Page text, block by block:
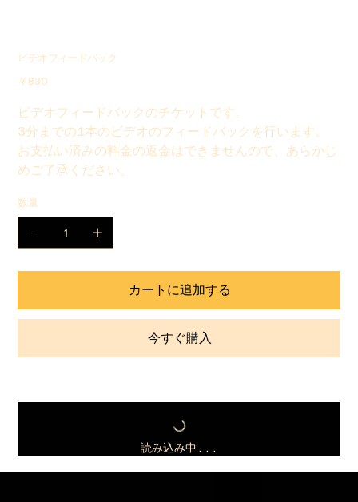
ビデオフィードバック
価
￥830
ビデオフィードバックのチケットです。
3分までの1本のビデオのフィードバックを行います。
お支払い済みの料金の返金はできませんので、あらかじ
めご了承ください。
数量
カートに追加する
今すぐ購入
読み込み中...